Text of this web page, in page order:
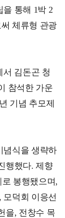
통해 1박 2
체류형 관광
서 김돈곤 청
참석한 가운
기념 추모제
념식을 생략하
행했다. 제향
봉행됐으며,
덕회 이응선
을, 전창수 목